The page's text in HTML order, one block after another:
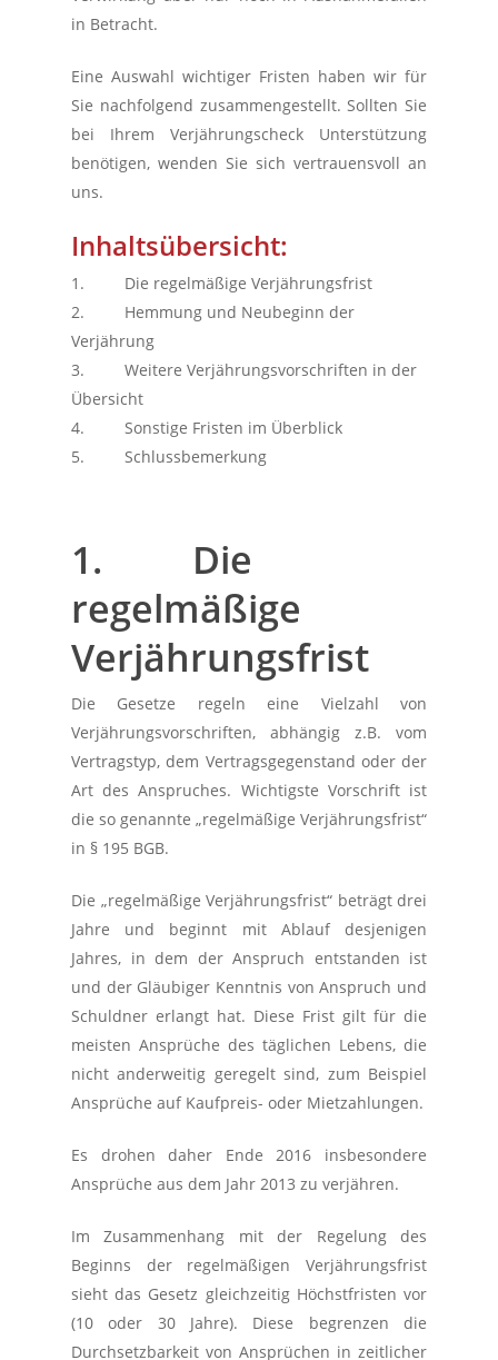
in Betracht.
Eine Auswahl wichtiger Fristen haben wir für
Sie nachfolgend zusammengestellt. Sollten Sie
bei Ihrem Verjährungscheck Unterstützung
benötigen, wenden Sie sich vertrauensvoll an
uns.
Inhaltsübersicht:
1. Die regelmäßige Verjährungsfrist
2. Hemmung und Neubeginn der
Verjährung
3. Weitere Verjährungsvorschriften in der
Übersicht
4. Sonstige Fristen im Überblick
5. Schlussbemerkung
1. Die
regelmäßige
Verjährungsfrist
Die Gesetze regeln eine Vielzahl von
Verjährungsvorschriften, abhängig z.B. vom
Vertragstyp, dem Vertragsgegenstand oder der
Art des Anspruches. Wichtigste Vorschrift ist
die so genannte „regelmäßige Verjährungsfrist“
in § 195 BGB.
Die „regelmäßige Verjährungsfrist“ beträgt drei
Jahre und beginnt mit Ablauf desjenigen
Jahres, in dem der Anspruch entstanden ist
und der Gläubiger Kenntnis von Anspruch und
Schuldner erlangt hat. Diese Frist gilt für die
meisten Ansprüche des täglichen Lebens, die
nicht anderweitig geregelt sind, zum Beispiel
Ansprüche auf Kaufpreis- oder Mietzahlungen.
Es drohen daher Ende 2016 insbesondere
Ansprüche aus dem Jahr 2013 zu verjähren.
Im Zusammenhang mit der Regelung des
Beginns der regelmäßigen Verjährungsfrist
sieht das Gesetz gleichzeitig Höchstfristen vor
(10 oder 30 Jahre). Diese begrenzen die
Durchsetzbarkeit von Ansprüchen in zeitlicher